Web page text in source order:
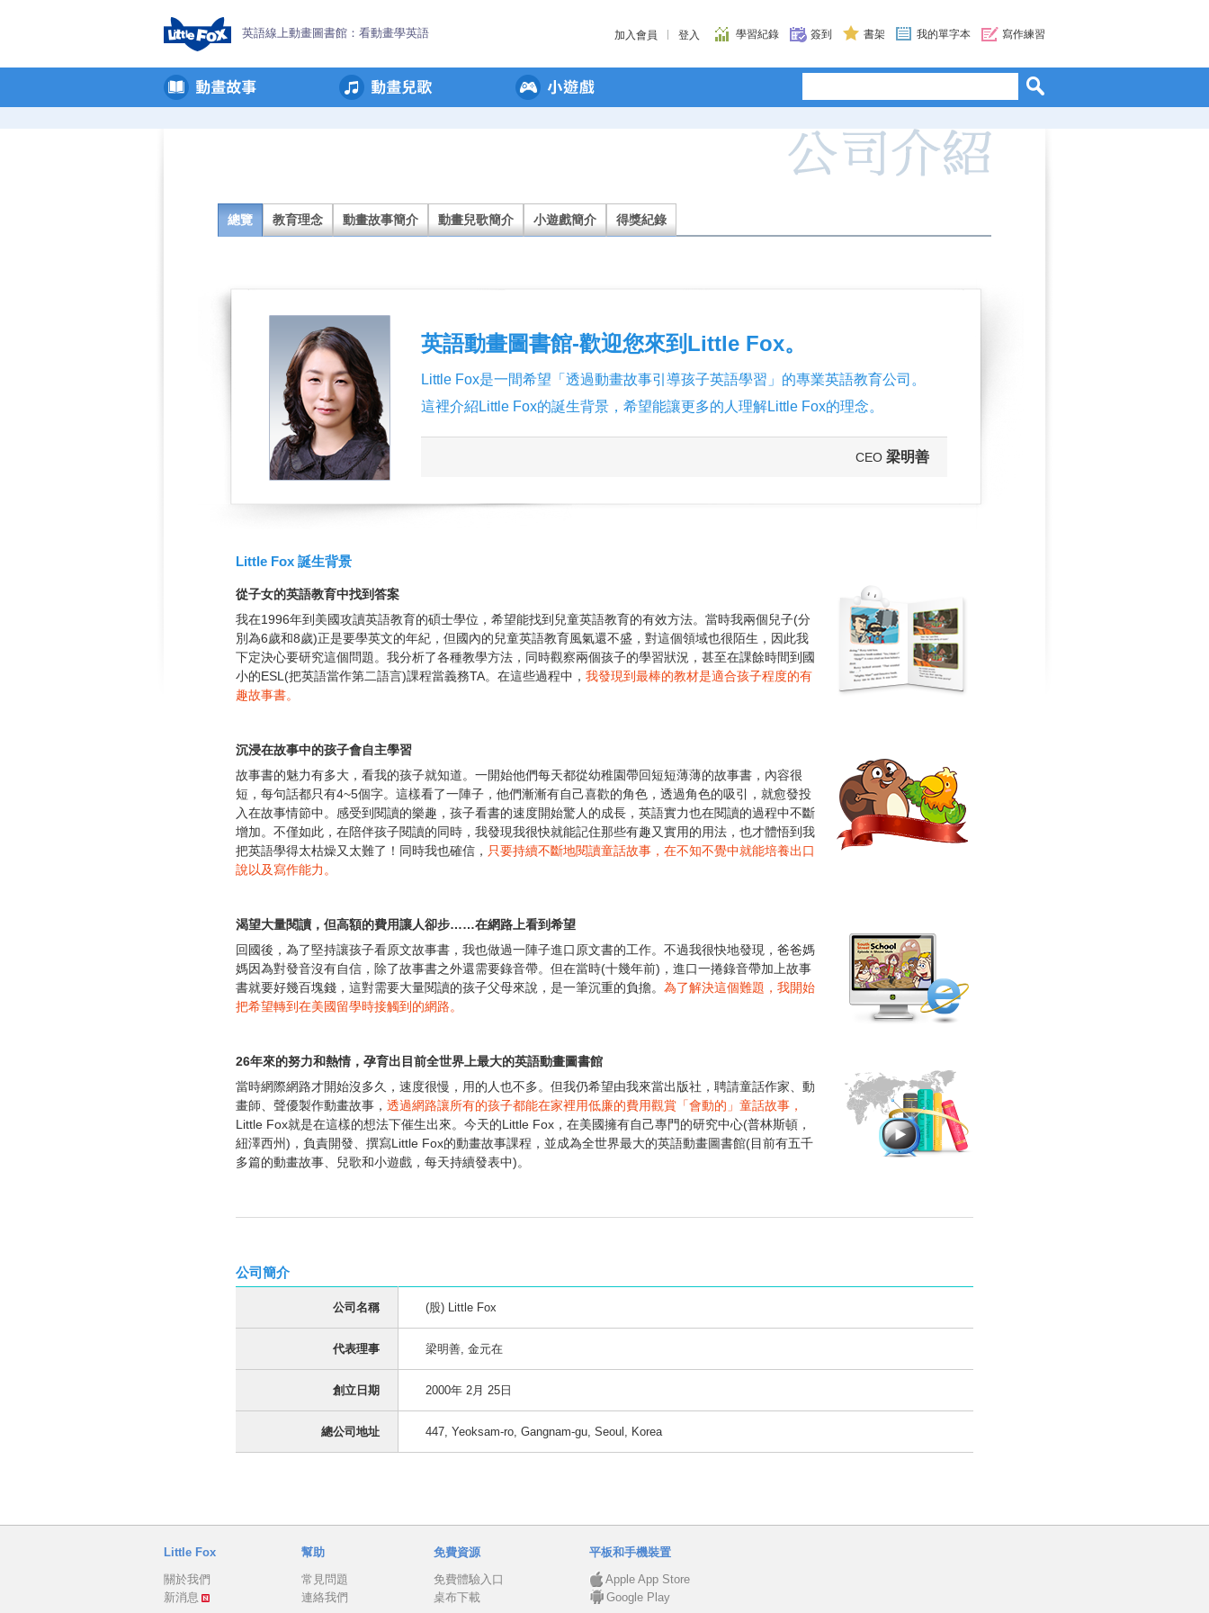
英語線上動畫圖書館：看動畫學英語 學習紀錄 簽到 書架 我的單字本 寫作練習
加入會員 登入
總覽 教育理念 動畫故事簡介 動畫兒歌簡介 小遊戲簡介 得獎紀錄
英語動畫圖書館-歡迎您來到Little Fox。
Little Fox是一間希望「透過動畫故事引導孩子英語學習」的專業英語教育公司。
這裡介紹Little Fox的誕生背景，希望能讓更多的人理解Little Fox的理念。
CEO 梁明善
Little Fox 誕生背景
從子女的英語教育中找到答案
我在1996年到美國攻讀英語教育的碩士學位，希望能找到兒童英語教育的有效方法。當時我兩個兒子(分
別為6歲和8歲)正是要學英文的年紀，但國內的兒童英語教育風氣還不盛，對這個領域也很陌生，因此我
下定決心要研究這個問題。我分析了各種教學方法，同時觀察兩個孩子的學習狀況，甚至在課餘時間到國
小的ESL(把英語當作第二語言)課程當義務TA。在這些過程中， 我發現到最棒的教材是適合孩子程度的有
趣故事書。
沉浸在故事中的孩子會自主學習
故事書的魅力有多大，看我的孩子就知道。一開始他們每天都從幼稚園帶回短短薄薄的故事書，內容很
短，每句話都只有4~5個字。這樣看了一陣子，他們漸漸有自己喜歡的角色，透過角色的吸引，就愈發投
入在故事情節中。感受到閱讀的樂趣，孩子看書的速度開始驚人的成長，英語實力也在閱讀的過程中不斷
增加。不僅如此，在陪伴孩子閱讀的同時，我發現我很快就能記住那些有趣又實用的用法，也才體悟到我
把英語學得太枯燥又太難了！同時我也確信， 只要持續不斷地閱讀童話故事，在不知不覺中就能培養出口
說以及寫作能力。
渴望大量閱讀，但高額的費用讓人卻步……在網路上看到希望
回國後，為了堅持讓孩子看原文故事書，我也做過一陣子進口原文書的工作。不過我很快地發現，爸爸媽
媽因為對發音沒有自信，除了故事書之外還需要錄音帶。但在當時(十幾年前)，進口一捲錄音帶加上故事
書就要好幾百塊錢，這對需要大量閱讀的孩子父母來說，是一筆沉重的負擔。 為了解決這個難題，我開始
把希望轉到在美國留學時接觸到的網路。
26年來的努力和熱情，孕育出目前全世界上最大的英語動畫圖書館
當時網際網路才開始沒多久，速度很慢，用的人也不多。但我仍希望由我來當出版社，聘請童話作家、動
畫師、聲優製作動畫故事， 透過網路讓所有的孩子都能在家裡用低廉的費用觀賞「會動的」童話故事，
Little Fox就是在這樣的想法下催生出來。今天的Little Fox，在美國擁有自己專門的研究中心(普林斯頓，
紐澤西州)，負責開發、撰寫Little Fox的動畫故事課程，並成為全世界最大的英語動畫圖書館(目前有五千
多篇的動畫故事、兒歌和小遊戲，每天持續發表中)。
公司簡介
公司名稱 (股) Little Fox
代表理事 梁明善, 金元在
創立日期 2000年 2月 25日
總公司地址 447, Yeoksam-ro, Gangnam-gu, Seoul, Korea
Little Fox
關於我們
新消息
幫助
常見問題
連絡我們
免費資源
免費體驗入口
桌布下載
平板和手機裝置
Apple App Store
Google Play